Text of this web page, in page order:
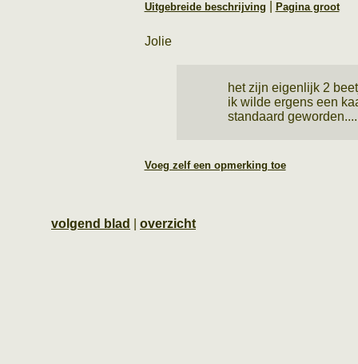
Uitgebreide beschrijving Pagina groot
Jolie
het zijn eigenlijk 2
ik wilde ergens een
standaard
Voeg zelf een opmerking toe
volgend blad overzicht